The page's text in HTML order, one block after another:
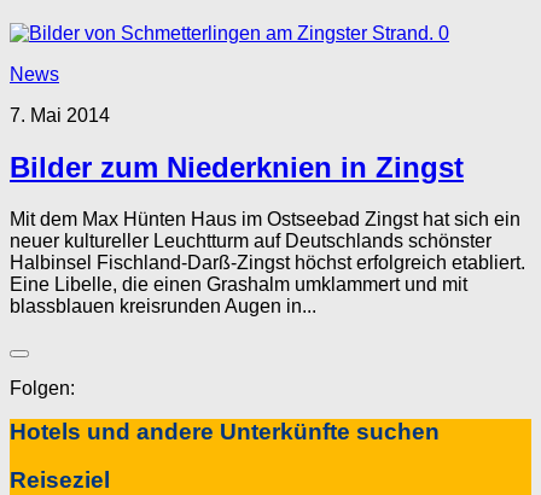
0
News
7. Mai 2014
Bilder zum Niederknien in Zingst
Mit dem Max Hünten Haus im Ostseebad Zingst hat sich ein
neuer kultureller Leuchtturm auf Deutschlands schönster
Halbinsel Fischland-Darß-Zingst höchst erfolgreich etabliert.
Eine Libelle, die einen Grashalm umklammert und mit
blassblauen kreisrunden Augen in...
Folgen:
Hotels und andere Unterkünfte suchen
Reiseziel